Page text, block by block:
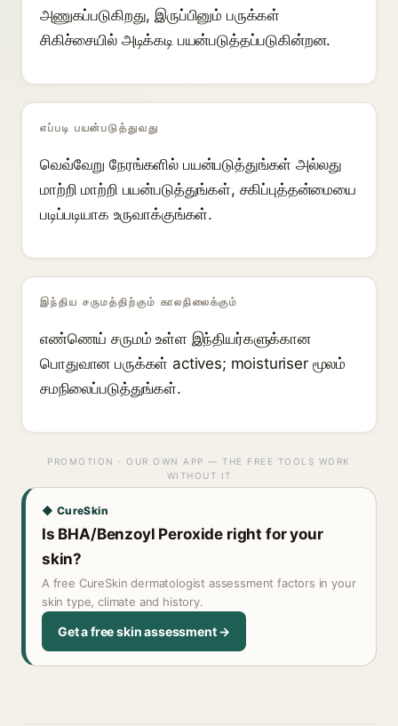
அணுகப்படுகிறது, இருப்பினும் பருக்கள்
சிகிச்சையில் அடிக்கடி பயன்படுத்தப்படுகின்றன.
எப்படி பயன்படுத்துவது
வெவ்வேறு நேரங்களில் பயன்படுத்துங்கள் அல்லது
மாற்றி மாற்றி பயன்படுத்துங்கள், சகிப்புத்தன்மையை
படிப்படியாக உருவாக்குங்கள்.
இந்திய சருமத்திற்கும் காலநிலைக்கும்
எண்ணெய் சருமம் உள்ள இந்தியர்களுக்கான
பொதுவான பருக்கள் actives; moisturiser மூலம்
சமநிலைப்படுத்துங்கள்.
PROMOTION · OUR OWN APP — THE FREE TOOLS WORK
WITHOUT IT
◆ CureSkin
Is BHA/Benzoyl Peroxide right for your
skin?
A free CureSkin dermatologist assessment factors in your
skin type, climate and history.
Get a free skin assessment →